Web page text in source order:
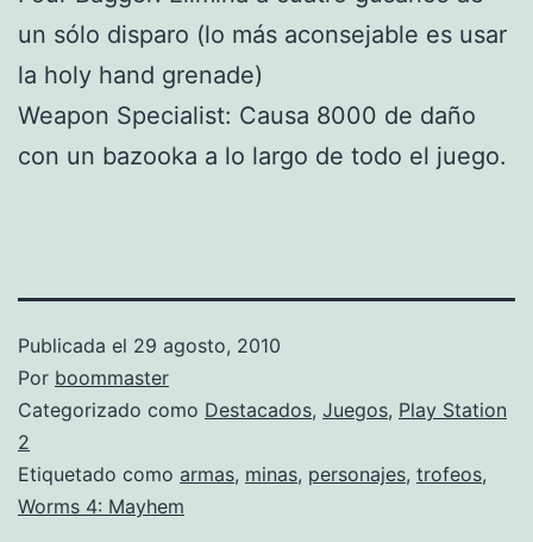
un sólo disparo (lo más aconsejable es usar
la holy hand grenade)
Weapon Specialist: Causa 8000 de daño
con un bazooka a lo largo de todo el juego.
Publicada el 29 agosto, 2010
Por boommaster
Categorizado como Destacados, Juegos, Play Station
2
Etiquetado como armas, minas, personajes, trofeos,
Worms 4: Mayhem